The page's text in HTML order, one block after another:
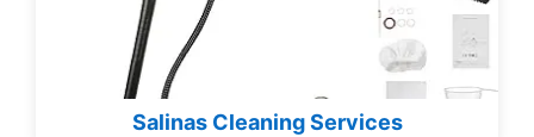
Salinas Cleaning Services